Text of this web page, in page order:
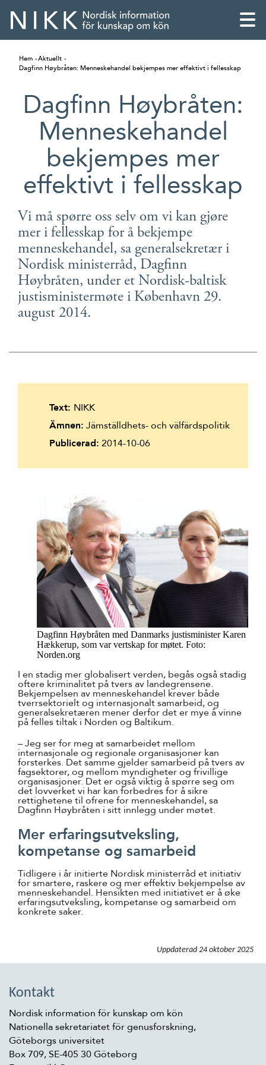
English
Skandinaviska
Suomi
Íslenska
Hem Aktuellt
Dagfinn Høybråten: Menneskehandel bekjempes mer effektivt i fellesskap
Dagfinn Høybråten:
Menneskehandel
bekjempes mer
effektivt i fellesskap
Vi må spørre oss selv om vi kan gjøre
mer i fellesskap for å bekjempe
menneskehandel, sa generalsekretær i
Nordisk ministerråd, Dagfinn
Høybråten, under et Nordisk-baltisk
justisministermøte i København 29.
august 2014.
Dagfinn Høybråten med Danmarks justisminister Karen
Hækkerup, som var vertskap for møtet. Foto:
Norden.org
I en stadig mer globalisert verden, begås også stadig
oftere kriminalitet på tvers av landegrensene.
Bekjempelsen av menneskehandel krever både
tverrsektorielt og internasjonalt samarbeid, og
generalsekretæren mener derfor det er mye å vinne
på felles tiltak i Norden og Baltikum.
– Jeg ser for meg at samarbeidet mellom
internasjonale og regionale organisasjoner kan
forsterkes. Det samme gjelder samarbeid på tvers av
fagsektorer, og mellom myndigheter og frivillige
organisasjoner. Det er også viktig å spørre seg om
det lovverket vi har kan forbedres for å sikre
rettighetene til ofrene for menneskehandel, sa
Dagfinn Høybråten i sitt innlegg under møtet.
Mer erfaringsutveksling,
kompetanse og samarbeid
Tidligere i år initierte Nordisk ministerråd et initiativ
for smartere, raskere og mer effektiv bekjempelse av
menneskehandel. Hensikten med initiativet er å øke
erfaringsutveksling, kompetanse og samarbeid om
konkrete saker.
Text: NIKK
Ämnen: Jämställdhets- och välfärdspolitik
Publicerad: 2014-10-06
Uppdaterad 24 oktober 2025
Kontakt
Nordisk information för kunskap om kön
Nationella sekretariatet för genusforskning,
Göteborgs universitet
Box 709, SE-405 30 Göteborg